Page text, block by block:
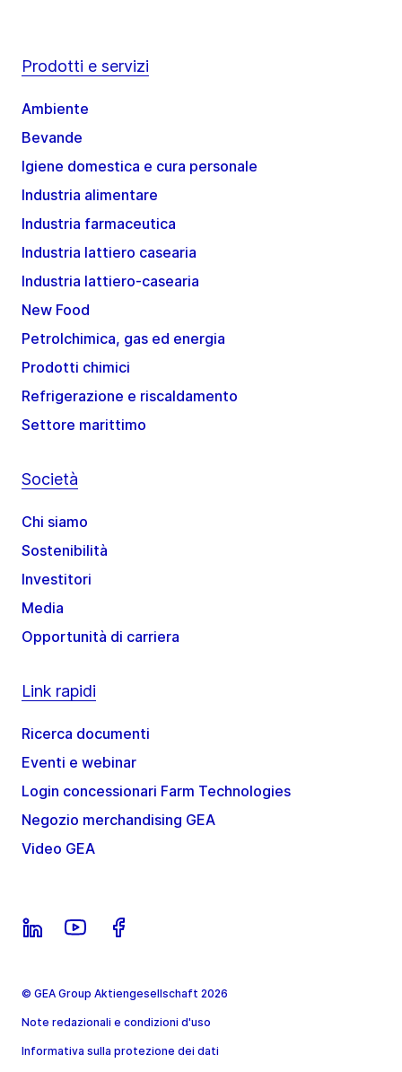
Prodotti e servizi
Ambiente
Bevande
Igiene domestica e cura personale
Industria alimentare
Industria farmaceutica
Industria lattiero casearia
Industria lattiero-casearia
New Food
Petrolchimica, gas ed energia
Prodotti chimici
Refrigerazione e riscaldamento
Settore marittimo
Società
Chi siamo
Sostenibilità
Investitori
Media
Opportunità di carriera
Link rapidi
Ricerca documenti
Eventi e webinar
Login concessionari Farm Technologies
Negozio merchandising GEA
Video GEA
© GEA Group Aktiengesellschaft 2026
Note redazionali e condizioni d'uso
Informativa sulla protezione dei dati